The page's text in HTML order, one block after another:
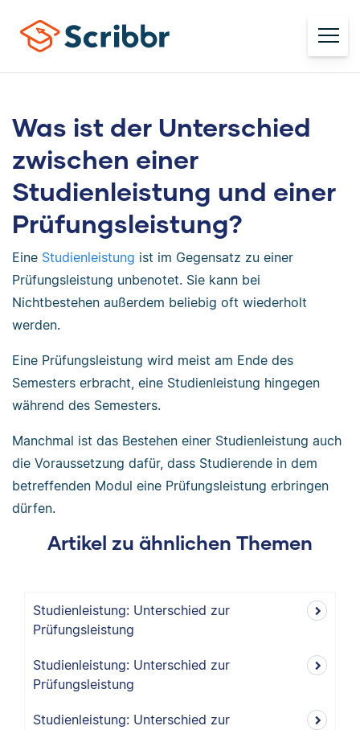
Was ist der Unterschied
zwischen einer
Studienleistung und einer
Prüfungsleistung?
Eine Studienleistung ist im Gegensatz zu einer
Prüfungsleistung unbenotet. Sie kann bei
Nichtbestehen außerdem beliebig oft wiederholt
werden.
Eine Prüfungsleistung wird meist am Ende des
Semesters erbracht, eine Studienleistung hingegen
während des Semesters.
Manchmal ist das Bestehen einer Studienleistung auch
die Voraussetzung dafür, dass Studierende in dem
betreffenden Modul eine Prüfungsleistung erbringen
dürfen.
Artikel zu ähnlichen Themen
Studienleistung: Unterschied zur
Prüfungsleistung
Studienleistung: Unterschied zur
Prüfungsleistung
Studienleistung: Unterschied zur